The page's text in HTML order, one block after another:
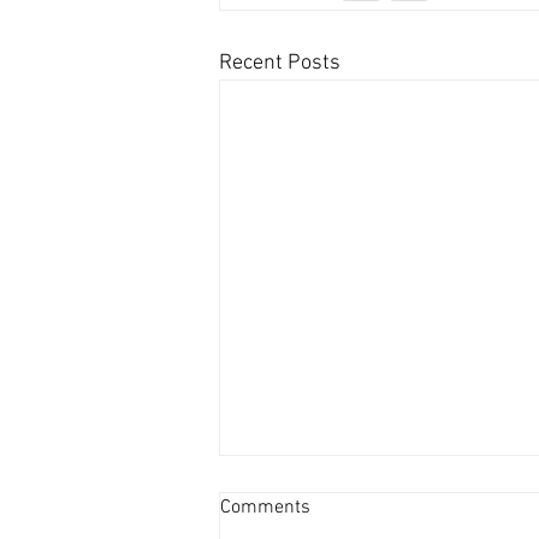
Recent Posts
澳拓高科技領域積極吸納海外
Comments